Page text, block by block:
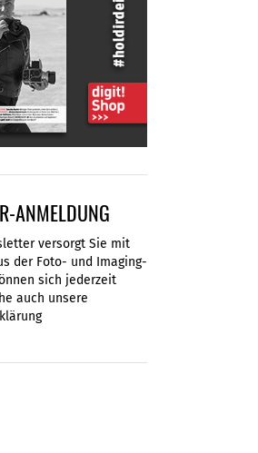
ANMELDUNG
versorgt Sie mit
der Foto- und Imaging-
sich jederzeit
auch unsere